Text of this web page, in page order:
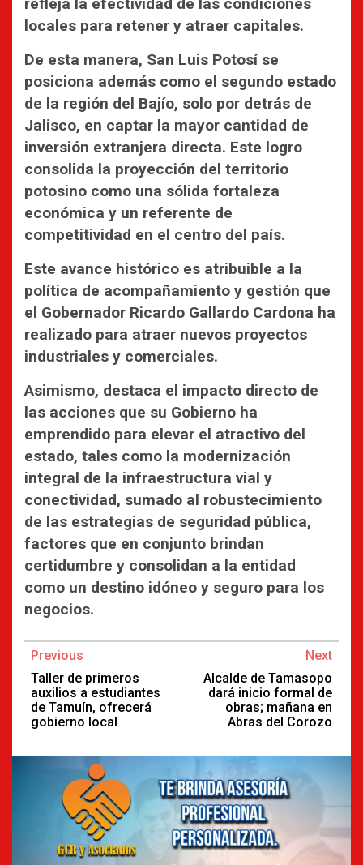
refleja la efectividad de las condiciones
locales para retener y atraer capitales.
De esta manera, San Luis Potosí se
posiciona además como el segundo estado
de la región del Bajío, solo por detrás de
Jalisco, en captar la mayor cantidad de
inversión extranjera directa. Este logro
consolida la proyección del territorio
potosino como una sólida fortaleza
económica y un referente de
competitividad en el centro del país.
Este avance histórico es atribuible a la
política de acompañamiento y gestión que
el Gobernador Ricardo Gallardo Cardona ha
realizado para atraer nuevos proyectos
industriales y comerciales.
Asimismo, destaca el impacto directo de
las acciones que su Gobierno ha
emprendido para elevar el atractivo del
estado, tales como la modernización
integral de la infraestructura vial y
conectividad, sumado al robustecimiento
de las estrategias de seguridad pública,
factores que en conjunto brindan
certidumbre y consolidan a la entidad
como un destino idóneo y seguro para los
negocios.
Continue
Reading
Previous
Taller de primeros
auxilios a estudiantes
de Tamuín, ofrecerá
gobierno local
Next
Alcalde de Tamasopo
dará inicio formal de
obras; mañana en
Abras del Corozo